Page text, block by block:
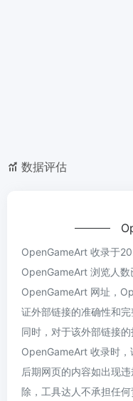
数据评估
OpenGameArt 收录于
OpenGameArt 浏览人
OpenGameArt 网址，
证外部链接的准确性和完
同时，对于该外部链接
OpenGameArt 收录时，
后期网页的内容如出现
除，工具达人不承担任何